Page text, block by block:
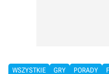
WSZYSTKIE GRY PORADY